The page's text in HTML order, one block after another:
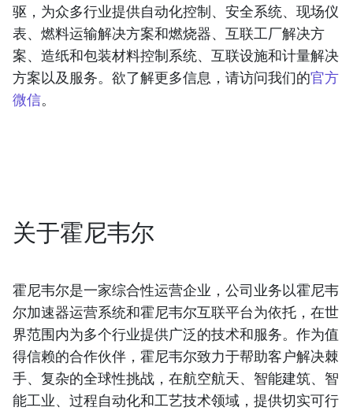
驱，为众多行业提供自动化控制、安全系统、现场仪
表、燃料运输解决方案和燃烧器、互联工厂解决方
案、造纸和包装材料控制系统、互联设施和计量解决
方案以及服务。欲了解更多信息，请访问我们的官方
微信。
关于霍尼韦尔
霍尼韦尔是一家综合性运营企业，公司业务以霍尼韦
尔加速器运营系统和霍尼韦尔互联平台为依托，在世
界范围内为多个行业提供广泛的技术和服务。作为值
得信赖的合作伙伴，霍尼韦尔致力于帮助客户解决棘
手、复杂的全球性挑战，在航空航天、智能建筑、智
能工业、过程自动化和工艺技术领域，提供切实可行